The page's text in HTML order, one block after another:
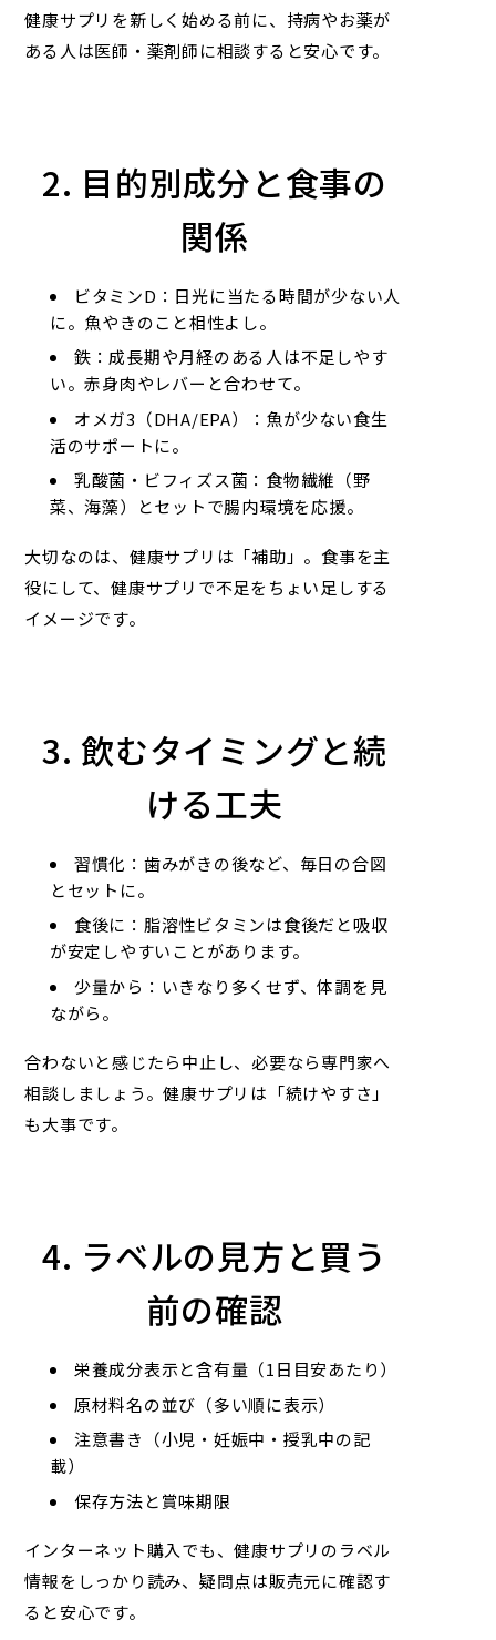
健康サプリを新しく始める前に、持病やお薬が
ある人は医師・薬剤師に相談すると安心です。
2. 目的別成分と食事の
関係
ビタミンD：日光に当たる時間が少ない人
に。魚やきのこと相性よし。
鉄：成長期や月経のある人は不足しやす
い。赤身肉やレバーと合わせて。
オメガ3（DHA/EPA）：魚が少ない食生
活のサポートに。
乳酸菌・ビフィズス菌：食物繊維（野
菜、海藻）とセットで腸内環境を応援。
大切なのは、健康サプリは「補助」。食事を主
役にして、健康サプリで不足をちょい足しする
イメージです。
3. 飲むタイミングと続
ける工夫
習慣化：歯みがきの後など、毎日の合図
とセットに。
食後に：脂溶性ビタミンは食後だと吸収
が安定しやすいことがあります。
少量から：いきなり多くせず、体調を見
ながら。
合わないと感じたら中止し、必要なら専門家へ
相談しましょう。健康サプリは「続けやすさ」
も大事です。
4. ラベルの見方と買う
前の確認
栄養成分表示と含有量（1日目安あたり）
原材料名の並び（多い順に表示）
注意書き（小児・妊娠中・授乳中の記
載）
保存方法と賞味期限
インターネット購入でも、健康サプリのラベル
情報をしっかり読み、疑問点は販売元に確認す
ると安心です。